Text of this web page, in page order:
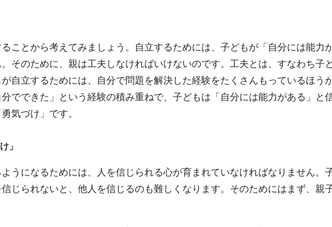
ことから考えてみましょう。自立するためには、子どもが「自分には能力
そのために、親は工夫しなければいけないのです。工夫とは、すなわち子
自立するためには、自分で問題を解決した経験をたくさんもっているほう
でできた」という経験の積み重ねで、子どもは「自分には能力がある」と
気づけ」です。
」
うになるためには、人を信じられる心が育まれていなければなりません。
じられないと、他人を信じるのも難しくなります。そのためにはまず、親